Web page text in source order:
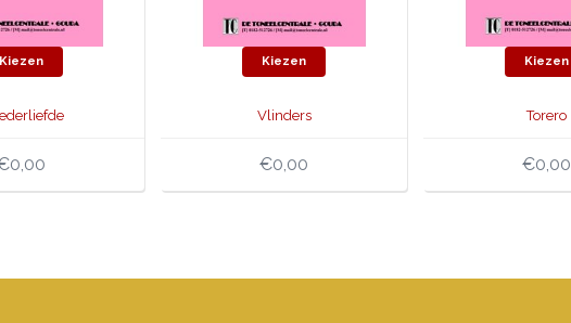
Kiezen Kiezen
Vlinders
€0,00
Kiezen
Torero
€0,00